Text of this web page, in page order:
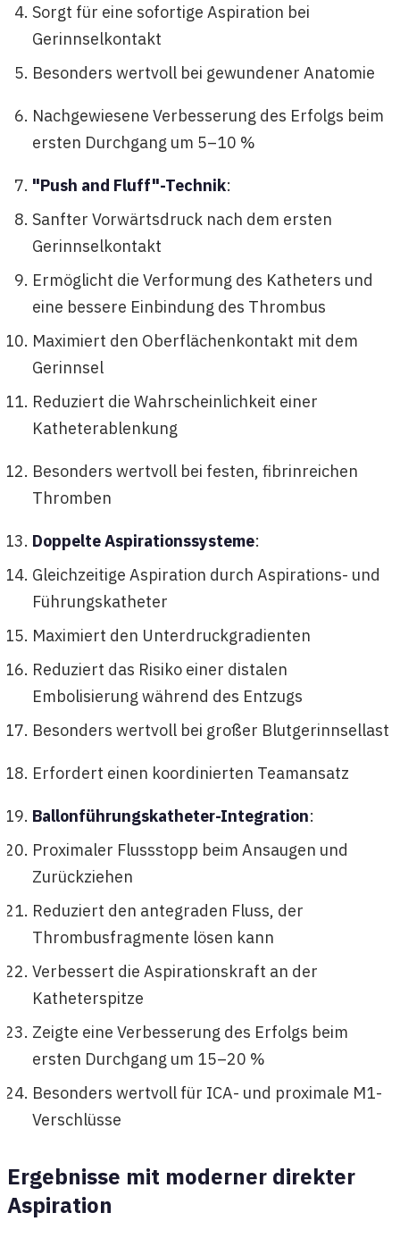
Sorgt für eine sofortige Aspiration bei
Gerinnselkontakt
Besonders wertvoll bei gewundener Anatomie
Nachgewiesene Verbesserung des Erfolgs beim
ersten Durchgang um 5–10 %
"Push and Fluff"-Technik:
Sanfter Vorwärtsdruck nach dem ersten
Gerinnselkontakt
Ermöglicht die Verformung des Katheters und
eine bessere Einbindung des Thrombus
Maximiert den Oberflächenkontakt mit dem
Gerinnsel
Reduziert die Wahrscheinlichkeit einer
Katheterablenkung
Besonders wertvoll bei festen, fibrinreichen
Thromben
Doppelte Aspirationssysteme:
Gleichzeitige Aspiration durch Aspirations- und
Führungskatheter
Maximiert den Unterdruckgradienten
Reduziert das Risiko einer distalen
Embolisierung während des Entzugs
Besonders wertvoll bei großer Blutgerinnsellast
Erfordert einen koordinierten Teamansatz
Ballonführungskatheter-Integration:
Proximaler Flussstopp beim Ansaugen und
Zurückziehen
Reduziert den antegraden Fluss, der
Thrombusfragmente lösen kann
Verbessert die Aspirationskraft an der
Katheterspitze
Zeigte eine Verbesserung des Erfolgs beim
ersten Durchgang um 15–20 %
Besonders wertvoll für ICA- und proximale M1-
Verschlüsse
Ergebnisse mit moderner direkter
Aspiration